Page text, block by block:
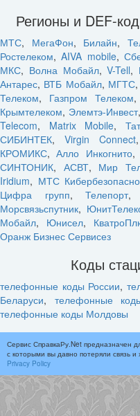
Регионы и DEF-
МТС, МегаФон, Билайн,
Ростелеком,AIVA mobile,
МКС, Волна Мобайл,V-Tell,
Антарес, ВТБ Мобайл, МГТС,
Телеком, Газпром Телеком,
Крымтелеком, Элемтэ-Инвест,
Telecom, Matrix Mobile,
СИБИНТЕК,Virgin Connect
КРОМИКС,Алло Инкогнито
СИНТОНИК, АСВТ, Мир
Iridium, МТС
Цифра групп,Телепорт,
Морсвязьспутник,
Мобайл, Юнисел,
Оранж Бизнес Сервисез
Коды
телефонные коды России,
Беларуси, телефонные
телефонные коды Молдовы
Сервис СправкаРу.Net предназначен
с которыми вы давно потеряли связь
Privacy Policy